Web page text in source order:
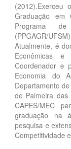
(2012).Exerceu
Graduação em
Programa de
(PPGAGR/
Atualmente, é
Econômicas
Coordenador e
Economia do
Departamento
de Palmeira das
CAPES/MEC
graduação na
pesquisa e
Competitividade